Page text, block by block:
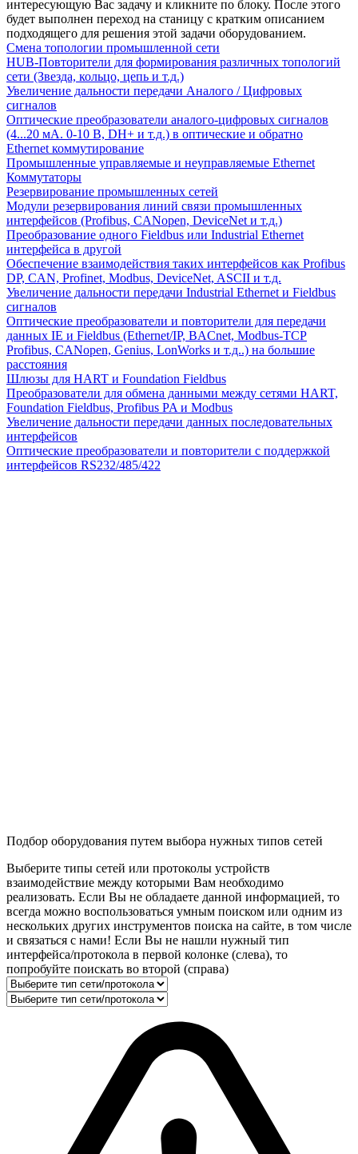
интересующую Вас задачу и кликните по блоку. После этого
будет выполнен переход на станицу с кратким описанием
подходящего для решения этой задачи оборудованием.
Смена топологии промышленной сети
HUB-Повторители для формирования различных топологий
сети (Звезда, кольцо, цепь и т.д.)
Увеличение дальности передачи Аналого / Цифровых
сигналов
Оптические преобразователи аналого-цифровых сигналов
(4...20 мА. 0-10 В, DH+ и т.д.) в оптические и обратно
Ethernet коммутирование
Промышленные управляемые и неуправляемые Ethernet
Коммутаторы
Резервирование промышленных сетей
Модули резервирования линий связи промышленных
интерфейсов (Profibus, CANopen, DeviceNet и т.д.)
Преобразование одного Fieldbus или Industrial Ethernet
интерфейса в другой
Обеспечение взаимодействия таких интерфейсов как Profibus
DP, CAN, Profinet, Modbus, DeviceNet, ASCII и т.д.
Увеличение дальности передачи Industrial Ethernet и Fieldbus
сигналов
Оптические преобразователи и повторители для передачи
данных IE и Fieldbus (Ethernet/IP, BACnet, Modbus-TCP
Profibus, CANopen, Genius, LonWorks и т.д..) на большие
расстояния
Шлюзы для HART и Foundation Fieldbus
Преобразователи для обмена данными между сетями HART,
Foundation Fieldbus, Profibus PA и Modbus
Увеличение дальности передачи данных последовательных
интерфейсов
Оптические преобразователи и повторители с поддержкой
интерфейсов RS232/485/422
Подбор оборудования путем выбора нужных типов сетей
Выберите типы сетей или протоколы устройств
взаимодействие между которыми Вам необходимо
реализовать. Если Вы не обладаете данной информацией, то
всегда можно воспользоваться умным поиском или одним из
нескольких других инструментов поиска на сайте, в том числе
и связаться с нами! Если Вы не нашли нужный тип
интерфейса/протокола в первой колонке (слева), то
попробуйте поискать во второй (справа)